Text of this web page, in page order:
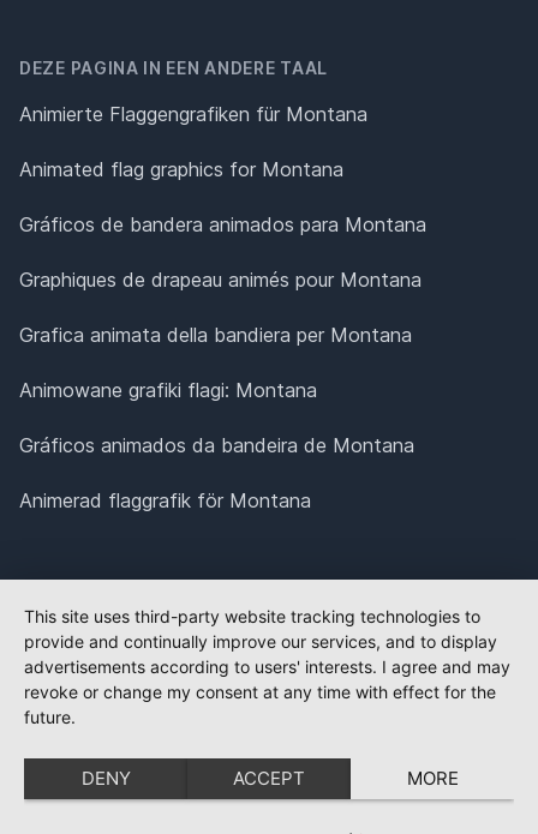
DEZE PAGINA IN EEN ANDERE TAAL
Animierte Flaggengrafiken für Montana
Animated flag graphics for Montana
Gráficos de bandera animados para Montana
Graphiques de drapeau animés pour Montana
Grafica animata della bandiera per Montana
Animowane grafiki flagi: Montana
Gráficos animados da bandeira de Montana
Animerad flaggrafik för Montana
This site uses third-party website tracking technologies to
provide and continually improve our services, and to display
advertisements according to users' interests. I agree and may
revoke or change my consent at any time with effect for the
future.
DENY ACCEPT MORE